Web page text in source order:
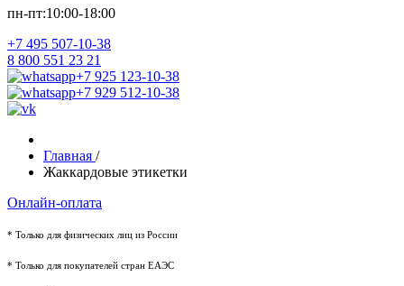
пн-пт:10:00-18:00
+7 495 507-10-38
8 800 551 23 21
+7 925 123-10-38
+7 929 512-10-38
Главная /
Жаккардовые этикетки
Онлайн-оплата
* Только для физических лиц из России
* Только для покупателей стран ЕАЭС